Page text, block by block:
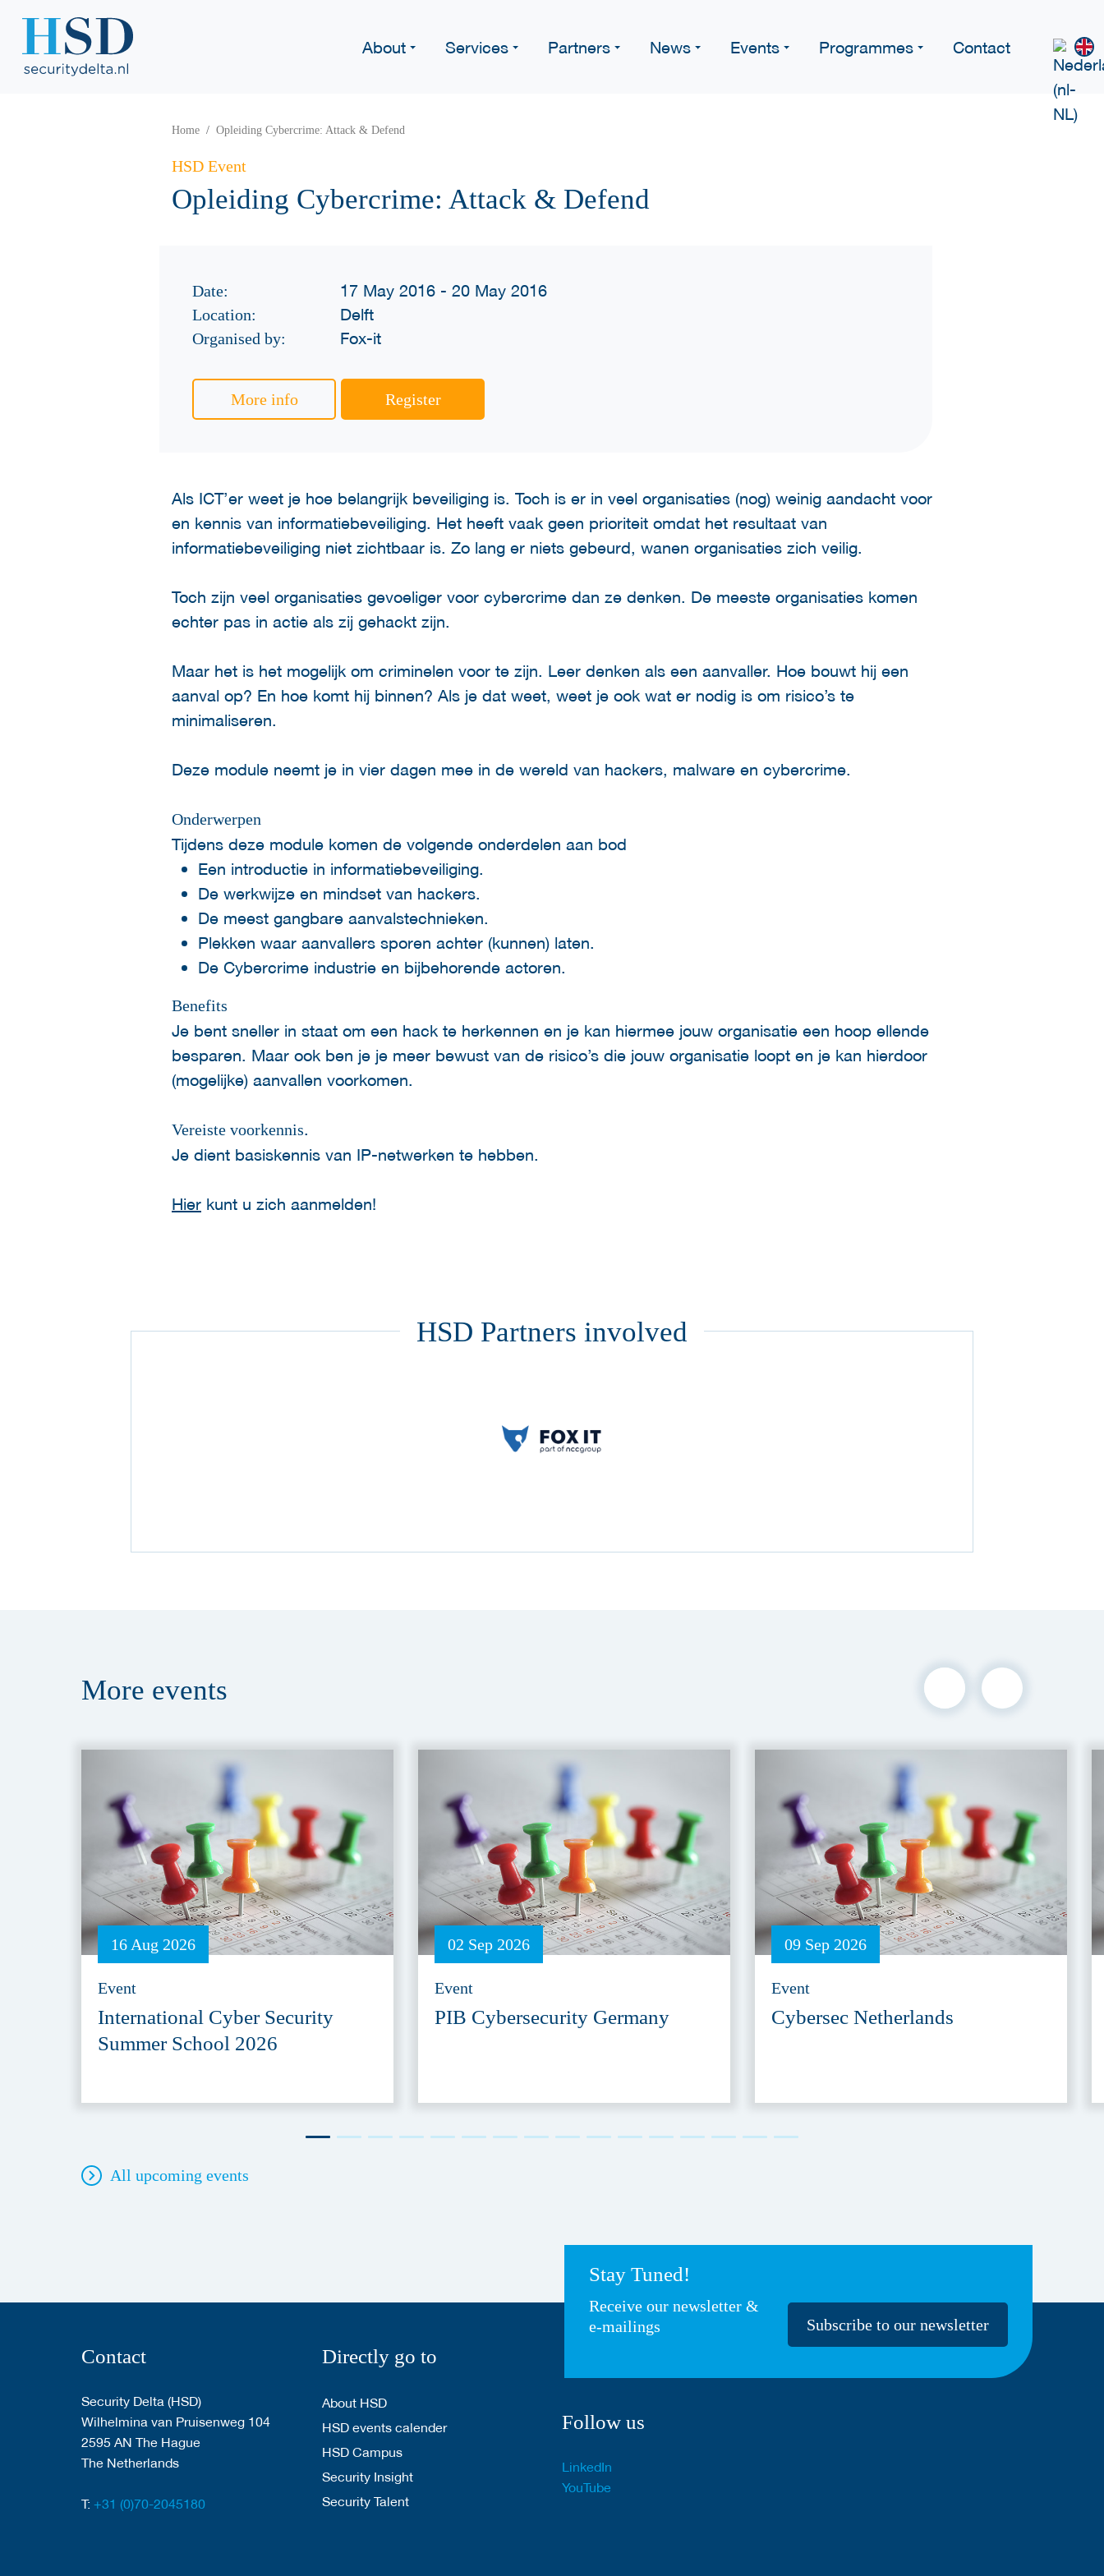
About Services Partners News Events Programmes Contact
Home Opleiding Cybercrime: Attack & Defend
HSD Event
Opleiding Cybercrime: Attack & Defend
Date: 17 May 2016 - 20 May 2016
Location: Delft
Organised by: Fox-it
More info Register
Als ICT’er weet je hoe belangrijk beveiliging is. Toch is er in veel organisaties (nog) weinig aandacht voor
en kennis van informatiebeveiliging. Het heeft vaak geen prioriteit omdat het resultaat van
informatiebeveiliging niet zichtbaar is. Zo lang er niets gebeurd, wanen organisaties zich veilig.
Toch zijn veel organisaties gevoeliger voor cybercrime dan ze denken. De meeste organisaties komen
echter pas in actie als zij gehackt zijn.
Maar het is het mogelijk om criminelen voor te zijn. Leer denken als een aanvaller. Hoe bouwt hij een
aanval op? En hoe komt hij binnen? Als je dat weet, weet je ook wat er nodig is om risico’s te
minimaliseren.
Deze module neemt je in vier dagen mee in de wereld van hackers, malware en cybercrime.
Onderwerpen
Tijdens deze module komen de volgende onderdelen aan bod
Een introductie in informatiebeveiliging.
De werkwijze en mindset van hackers.
De meest gangbare aanvalstechnieken.
Plekken waar aanvallers sporen achter (kunnen) laten.
De Cybercrime industrie en bijbehorende actoren.
Benefits
Je bent sneller in staat om een hack te herkennen en je kan hiermee jouw organisatie een hoop ellende
besparen. Maar ook ben je je meer bewust van de risico’s die jouw organisatie loopt en je kan hierdoor
(mogelijke) aanvallen voorkomen.
Vereiste voorkennis.
Je dient basiskennis van IP-netwerken te hebben.
Hier kunt u zich aanmelden!
HSD Partners involved
More events
16 Aug 2026
Event
International Cyber Security
Summer School 2026
02 Sep 2026
Event
PIB Cybersecurity Germany
09 Sep 2026
Event
Cybersec Netherlands
All upcoming events
Stay Tuned!
Receive our newsletter &
e-mailings
Subscribe to our newsletter
Contact
Security Delta (HSD)
Wilhelmina van Pruisenweg 104
2595 AN The Hague
The Netherlands
T: +31 (0)70-2045180
Directly go to
About HSD
HSD events calender
HSD Campus
Security Insight
Security Talent
Follow us
LinkedIn
YouTube